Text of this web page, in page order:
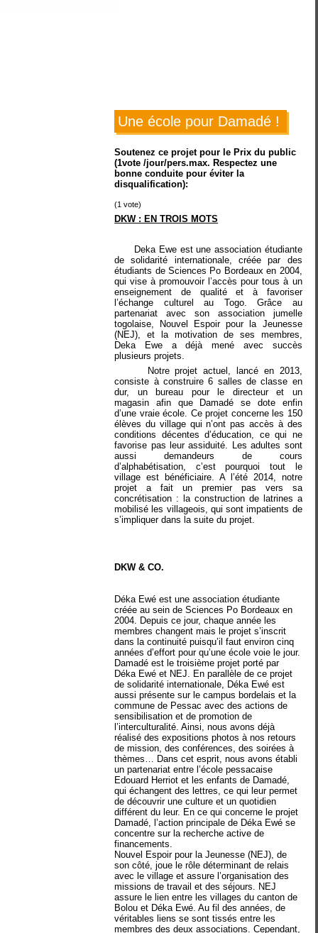
Une école pour Damadé !
Soutenez ce projet pour le Prix du public
(1vote /jour/pers.max. Respectez une
bonne conduite pour éviter la
disqualification):
(1 vote)
DKW : EN TROIS MOTS
Deka Ewe est une association étudiante
de solidarité internationale, créée par des
étudiants de Sciences Po Bordeaux en 2004,
qui vise à promouvoir l’accès pour tous à un
enseignement de qualité et à favoriser
l’échange culturel au Togo. Grâce au
partenariat avec son association jumelle
togolaise, Nouvel Espoir pour la Jeunesse
(NEJ), et la motivation de ses membres,
Deka Ewe a déjà mené avec succès
plusieurs projets.
Notre projet actuel, lancé en 2013,
consiste à construire 6 salles de classe en
dur, un bureau pour le directeur et un
magasin afin que Damadé se dote enfin
d’une vraie école. Ce projet concerne les 150
élèves du village qui n’ont pas accès à des
conditions décentes d’éducation, ce qui ne
favorise pas leur assiduité. Les adultes sont
aussi demandeurs de cours
d’alphabétisation, c’est pourquoi tout le
village est bénéficiaire. A l’été 2014, notre
projet a fait un premier pas vers sa
concrétisation : la construction de latrines a
mobilisé les villageois, qui sont impatients de
s’impliquer dans la suite du projet.
DKW & CO.
Déka Ewé est une association étudiante
créée au sein de Sciences Po Bordeaux en
2004. Depuis ce jour, chaque année les
membres changent mais le projet s’inscrit
dans la continuité puisqu’il faut environ cinq
années d’effort pour qu’une école voie le jour.
Damadé est le troisième projet porté par
Déka Ewé et NEJ. En parallèle de ce projet
de solidarité internationale, Déka Ewé est
aussi présente sur le campus bordelais et la
commune de Pessac avec des actions de
sensibilisation et de promotion de
l’interculturalité. Ainsi, nous avons déjà
réalisé des expositions photos à nos retours
de mission, des conférences, des soirées à
thèmes… Dans cet esprit, nous avons établi
un partenariat entre l’école pessacaise
Edouard Herriot et les enfants de Damadé,
qui échangent des lettres, ce qui leur permet
de découvrir une culture et un quotidien
différent du leur. En ce qui concerne le projet
Damadé, l’action principale de Déka Ewé se
concentre sur la recherche active de
financements.
Nouvel Espoir pour la Jeunesse (NEJ), de
son côté, joue le rôle déterminant de relais
avec le village et assure l’organisation des
missions de travail et des séjours. NEJ
assure le lien entre les villages du canton de
Bolou et Déka Ewé. Au fil des années, de
véritables liens se sont tissés entre les
membres des deux associations. Cependant,